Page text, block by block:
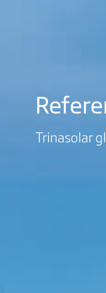
Trinasolar